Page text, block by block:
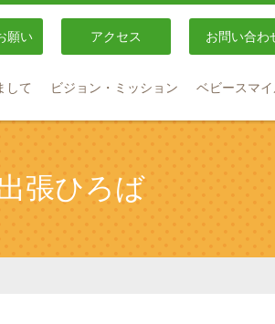
願い アクセス お問い合わ
して ビジョン・ミッション ベビースマ
張ひろば